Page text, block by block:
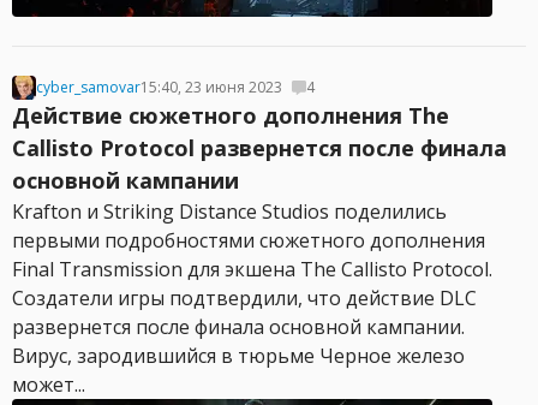
cyber_samovar15:40, 23 июня 2023 4
Действие сюжетного дополнения The
Callisto Protocol развернется после финала
основной кампании
Krafton и Striking Distance Studios поделились
первыми подробностями сюжетного дополнения
Final Transmission для экшена The Callisto Protocol.
Создатели игры подтвердили, что действие DLC
развернется после финала основной кампании.
Вирус, зародившийся в тюрьме Черное железо
может...